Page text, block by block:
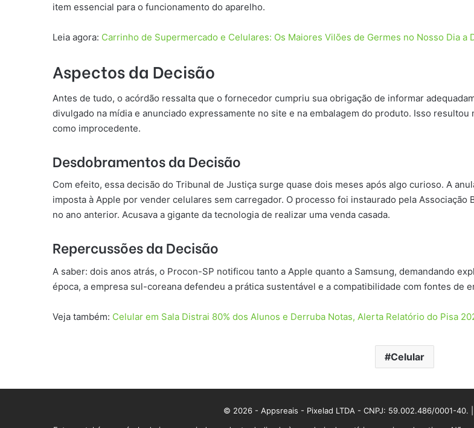
item essencial para o funcionamento do aparelho.
Leia agora: Carrinho de Supermercado e Celulares: Os Maiores Vilões de Germes no Nosso Dia a
Aspectos da Decisão
Antes de tudo, o acórdão ressalta que o fornecedor cumpriu sua obrigação de informar
divulgado na mídia e anunciado expressamente no site e na embalagem do produto. Isso
como improcedente.
Desdobramentos da Decisão
Com efeito, essa decisão do Tribunal de Justiça surge quase dois meses após algo curioso. A
imposta à Apple por vender celulares sem carregador. O processo foi instaurado pela
no ano anterior. Acusava a gigante da tecnologia de realizar uma venda casada.
Repercussões da Decisão
A saber: dois anos atrás, o Procon-SP notificou tanto a Apple quanto a Samsung, demandando
época, a empresa sul-coreana defendeu a prática sustentável e a compatibilidade com fontes de
Veja também: Celular em Sala Distrai 80% dos Alunos e Derruba Notas, Alerta Relatório do Pisa
Celular
© 2026 - Appsreais - Pixelad LTDA - CNPJ: 59.002.486/0001-40.